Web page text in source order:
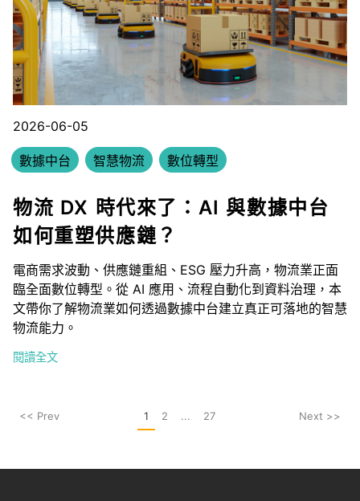
2026-06-05
數據中台 智慧物流 數位轉型
物流 DX 時代來了：AI 與數據中台
如何重塑供應鏈？
電商需求波動、供應鏈重組、ESG 壓力升高，物流業正面
臨全面數位轉型。從 AI 應用、流程自動化到資料治理，本
文帶你了解物流業如何透過數據中台建立真正可落地的智慧
物流能力。
閱讀全文
<< Prev 1 2 ... 27 Next >>